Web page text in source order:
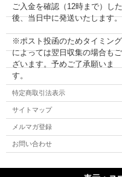
ご入金を確認（12時まで）した
後、当日中に発送いたします。
※ポスト投函のためタイミング
によっては翌日収集の場合もご
ざいます。予めご了承願いま
す。
特定商取引法表示
サイトマップ
メルマガ登録
お問い合わせ